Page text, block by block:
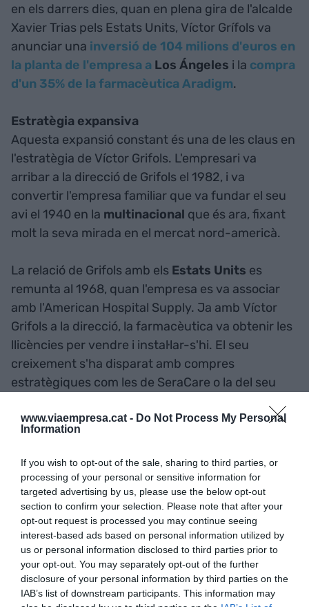
www.viaempresa.cat - Do Not Process My Personal
Information
If you wish to opt-out of the sale, sharing to third parties, or
processing of your personal or sensitive information for
targeted advertising by us, please use the below opt-out
section to confirm your selection. Please note that after your
opt-out request is processed you may continue seeing
interest-based ads based on personal information utilized by
us or personal information disclosed to third parties prior to
your opt-out. You may separately opt-out of the further
disclosure of your personal information by third parties on the
IAB’s list of downstream participants. This information may
en els darrers dies, quan en plena gira de l'alcalde
Xavier Trias pels Estats Units, Víctor Grífols va
anunciar una inversió de 104 milions d'euros en
la planta de l'empresa a Los Ángeles i la compra
d'un 35% de la farmacèutica Aradigm.
Estratègia expansiva
Aquesta expansió constant és una de les claus en
l'estratègia de Víctor Grifols. L'empresari va
arribar a la direcció de Grifols el 1982, i va
convertir l'empresa familiar que va fundar el seu
avi el 1940 en la multinacional que és ara, fixant
molt la seva mirada en el mercat nord-americà.
La relació de Grifols amb els Estats Units es
remunta al 1968, quan l'empresa es va associar
amb l'American Hospital Supply. Ja amb Víctor
Grifols a la direcció, la farmacèutica va obtenir les
llicències per vendre i instal·lar-s'hi. El seu
creixement s'ha disparat amb compres
estratègiques com les de SeraCare o la del seu
Un dels punts culminants per l'empresa en la
direcció de Víctor Grifols va arribar el 2008, amb
l'entrada a l'Ibex-35. Si bé, el nou estatus no va
suposar canvis en l'estratègia del grup, sí que va
multiplicar la seva exposició mediàtica. Grifols és
auster en paraules, però contundent, i en els
últims anys ha estat notícia per demanar que es
retribuïssin les donacions de sang per a que els